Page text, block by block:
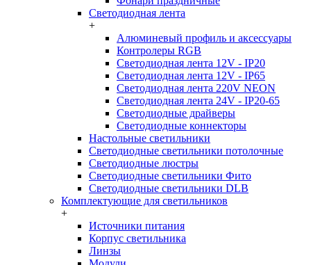
Светодиодная лента
+
Алюминевый профиль и аксессуары
Контролеры RGB
Светодиодная лента 12V - IP20
Светодиодная лента 12V - IP65
Светодиодная лента 220V NEON
Светодиодная лента 24V - IP20-65
Светодиодные драйверы
Светодиодные коннекторы
Настольные светильники
Светодиодные светильники потолочные
Светодиодные люстры
Светодиодные светильники Фито
Светодиодные светильники DLB
Комплектующие для светильников
+
Источники питания
Корпус светильника
Линзы